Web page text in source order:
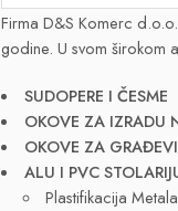
Firma D&S Komerc
godine. U svom širokom
SUDOPERE I ČESME
OKOVE ZA IZRADU
OKOVE ZA
ALU I PVC
Plastifikacija Metala